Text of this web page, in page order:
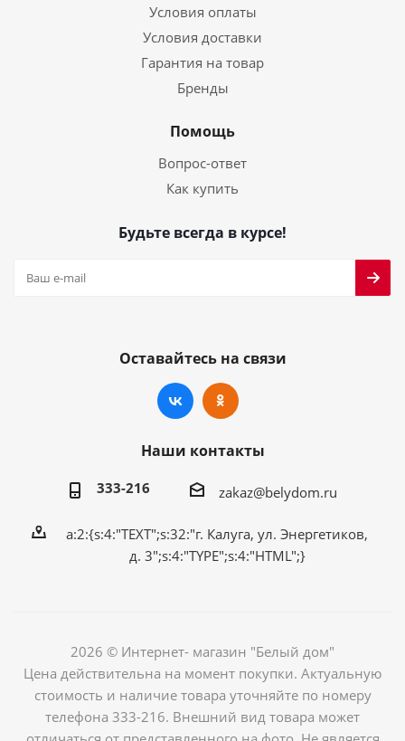
Условия оплаты
Условия доставки
Гарантия на товар
Бренды
Помощь
Вопрос-ответ
Как купить
Будьте всегда в курсе!
Оставайтесь на связи
Наши контакты
333-216 zakaz@belydom.ru
a:2:{s:4:"TEXT";s:32:"г. Калуга, ул. Энергетиков,
д. 3";s:4:"TYPE";s:4:"HTML";}
2026 © Интернет- магазин "Белый дом"
Цена действительна на момент покупки. Актуальную
стоимость и наличие товара уточняйте по номеру
телефона 333-216. Внешний вид товара может